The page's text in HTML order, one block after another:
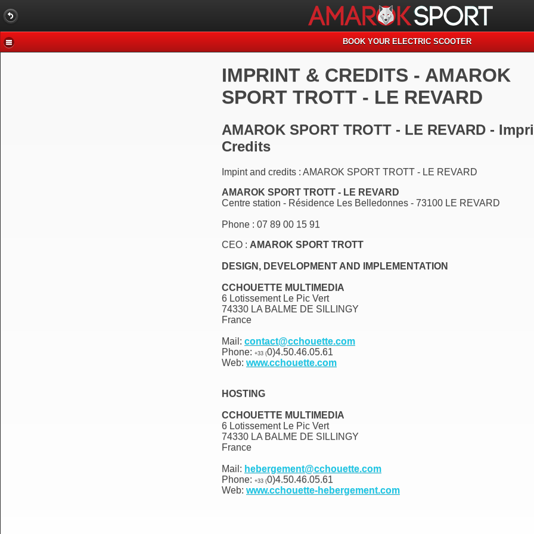
BOOK YOUR ELECTRIC SCOOTER
IMPRINT & CREDITS - AMAROK
SPORT TROTT - LE REVARD
AMAROK SPORT TROTT - LE REVARD -
Credits
Impint and credits : AMAROK SPORT TROTT - LE REVARD
AMAROK SPORT TROTT - LE REVARD
Centre station - Résidence Les Belledonnes - 73100 LE REVARD
Phone : 07 89 00 15 91
CEO : AMAROK SPORT TROTT
DESIGN, DEVELOPMENT AND IMPLEMENTATION
CCHOUETTE MULTIMEDIA
6 Lotissement Le Pic Vert
74330 LA BALME DE SILLINGY
France
Mail: contact@cchouette.com
Phone: +33 (0)4.50.46.05.61
Web: www.cchouette.com
HOSTING
CCHOUETTE MULTIMEDIA
6 Lotissement Le Pic Vert
74330 LA BALME DE SILLINGY
France
Mail: hebergement@cchouette.com
Phone: +33 (0)4.50.46.05.61
Web: www.cchouette-hebergement.com